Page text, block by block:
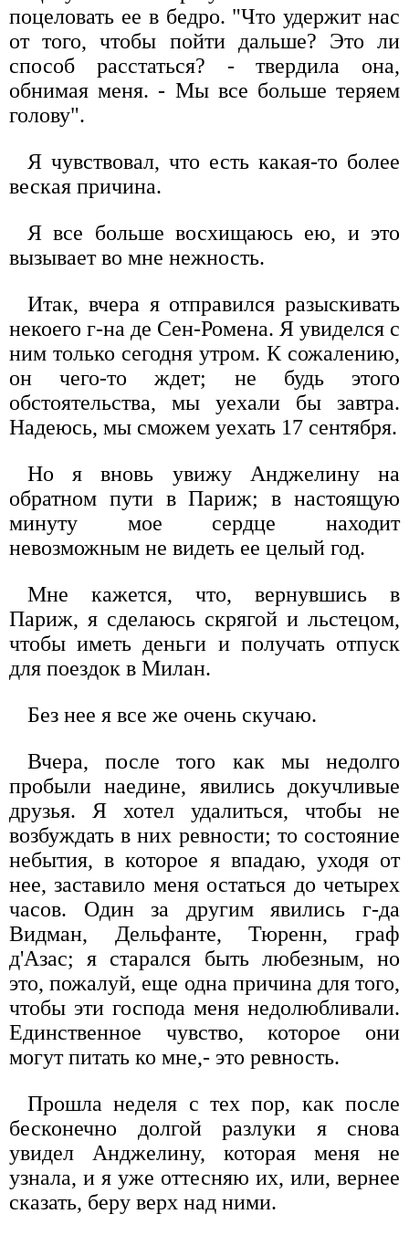
поцеловать ее в бедро. "Что удержит нас
от того, чтобы пойти дальше? Это ли
способ расстаться? - твердила она,
обнимая меня. - Мы все больше теряем
голову".
Я чувствовал, что есть какая-то более
веская причина.
Я все больше восхищаюсь ею, и это
вызывает во мне нежность.
Итак, вчера я отправился разыскивать
некоего г-на де Сен-Ромена. Я увиделся с
ним только сегодня утром. К сожалению,
он чего-то ждет; не будь этого
обстоятельства, мы уехали бы завтра.
Надеюсь, мы сможем уехать 17 сентября.
Но я вновь увижу Анджелину на
обратном пути в Париж; в настоящую
минуту мое сердце находит
невозможным не видеть ее целый год.
Мне кажется, что, вернувшись в
Париж, я сделаюсь скрягой и льстецом,
чтобы иметь деньги и получать отпуск
для поездок в Милан.
Без нее я все же очень скучаю.
Вчера, после того как мы недолго
пробыли наедине, явились докучливые
друзья. Я хотел удалиться, чтобы не
возбуждать в них ревности; то состояние
небытия, в которое я впадаю, уходя от
нее, заставило меня остаться до четырех
часов. Один за другим явились г-да
Видман, Дельфанте, Тюренн, граф
д'Азас; я старался быть любезным, но
это, пожалуй, еще одна причина для того,
чтобы эти господа меня недолюбливали.
Единственное чувство, которое они
могут питать ко мне,- это ревность.
Прошла неделя с тех пор, как после
бесконечно долгой разлуки я снова
увидел Анджелину, которая меня не
узнала, и я уже оттесняю их, или, вернее
сказать, беру верх над ними.